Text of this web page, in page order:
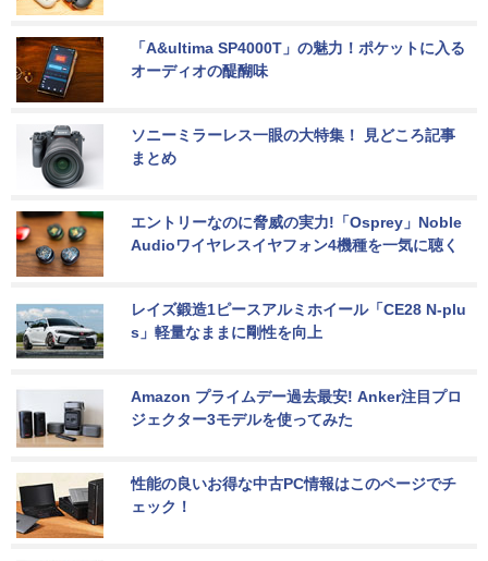
「A&ultima SP4000T」の魅力！ポケットに入る
オーディオの醍醐味
ソニーミラーレス一眼の大特集！ 見どころ記事
まとめ
エントリーなのに脅威の実力!「Osprey」Noble
Audioワイヤレスイヤフォン4機種を一気に聴く
レイズ鍛造1ピースアルミホイール「CE28 N-plu
s」軽量なままに剛性を向上
Amazon プライムデー過去最安! Anker注目プロ
ジェクター3モデルを使ってみた
性能の良いお得な中古PC情報はこのページでチ
ェック！